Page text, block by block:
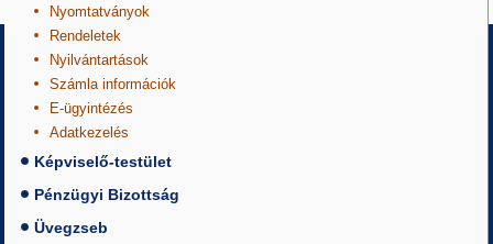
Nyomtatványok
Rendeletek
Nyilvántartások
Számla információk
E-ügyintézés
Adatkezelés
Képviselő-testület
Pénzügyi Bizottság
Üvegzseb